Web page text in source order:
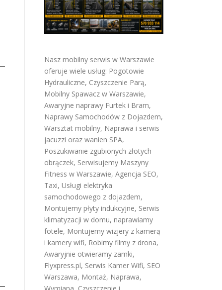
Nasz mobilny serwis w Warszawie
oferuje wiele usług: Pogotowie
Hydrauliczne, Czyszczenie Parą,
Mobilny Spawacz w Warszawie,
Awaryjne naprawy Furtek i Bram,
Naprawy Samochodów z Dojazdem,
Warsztat mobilny, Naprawa i serwis
jacuzzi oraz wanien SPA,
Poszukiwanie zgubionych złotych
obrączek, Serwisujemy Maszyny
Fitness w Warszawie, Agencja SEO,
Taxi, Usługi elektryka
samochodowego z dojazdem,
Montujemy płyty indukcyjne, Serwis
klimatyzacji w domu, naprawiamy
fotele, Montujemy wizjery z kamerą
i kamery wifi, Robimy filmy z drona,
Awaryjnie otwieramy zamki,
Flyxpress.pl, Serwis Kamer Wifi, SEO
Warszawa, Montaż, Naprawa,